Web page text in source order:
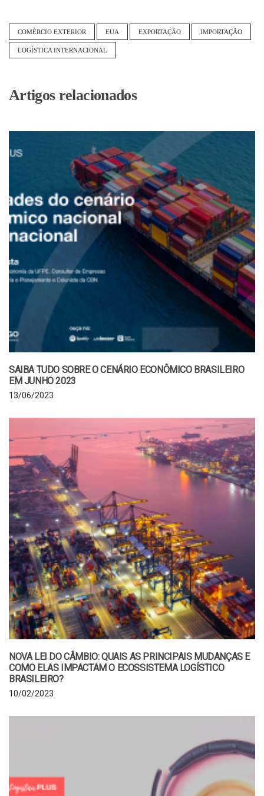
COMÉRCIO EXTERIOR EUA EXPORTAÇÃO IMPORTAÇÃO
LOGÍSTICA INTERNACIONAL
Artigos relacionados
SAIBA TUDO SOBRE O CENÁRIO ECONÔMICO BRASILEIRO
EM JUNHO 2023
13/06/2023
NOVA LEI DO CÂMBIO: QUAIS AS PRINCIPAIS MUDANÇAS E
COMO ELAS IMPACTAM O ECOSSISTEMA LOGÍSTICO
BRASILEIRO?
10/02/2023